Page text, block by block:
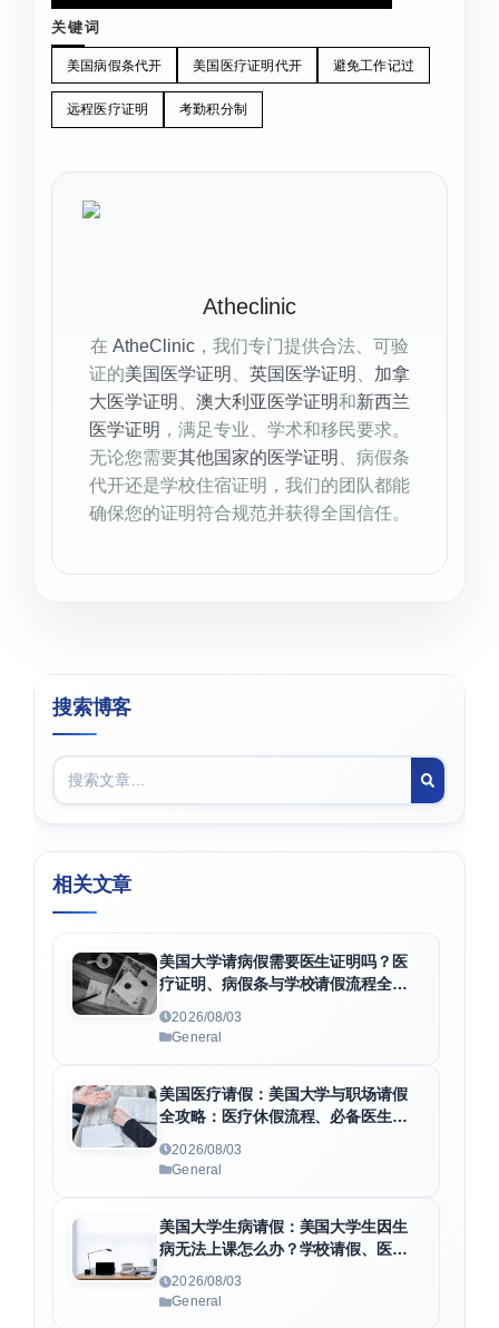
关键词
美国病假条代开 美国医疗证明代开 避免工作记过
远程医疗证明 考勤积分制
Atheclinic
在 AtheClinic ，我们专门提供合法、可验
证的美国医学证明 英国医学证明
加拿
大医学证明
澳大利亚医学证明和新西兰
医学证明 ，满足专业、学术和移民要求。
无论您需要其他国家的医学证明
、病假条
代开还是学校住宿证明，我们的团队都能
确保您的证明符合规范并获得全国信任。
搜索博客
相关文章
美国大学请病假需要医生证明吗？医
疗证明、病假条与学校请假流程全解
析
2026/08/03
General
美国医疗请假：美国大学与职场请假
全攻略：医疗休假流程、必备医生证
2026/08/03
General
美国大学生病请假：美国大学生因生
病无法上课怎么办？学校请假、医疗
2026/08/03
General